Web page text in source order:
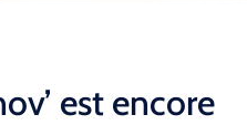
est encore